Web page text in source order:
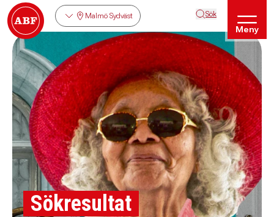
Malmö Sydväst Sök
Meny
Sökresultat